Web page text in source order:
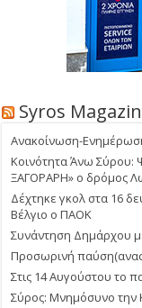
Syros
Ανακοίνωση-
Κοινότητα Άνω Σύρου:
ΞΑΓΟΡΑΡΗ» ο δρόμος
Δέχτηκε γκολ στα 16
Βέλγιο ο ΠΑΟΚ
Συνάντηση Δημάρχου
Προσωρινή
Στις 14 Αυγούστου το
Σύρος: Μνημόσυνο την